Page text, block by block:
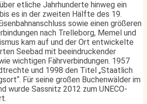
etliche Jahrhunderte hinweg ein
es in der zweiten Hälfte des 19.
sowie einen größeren
nach Trelleborg, Memel und
kam auf und der Ort entwickelte
Seebad mit beeindruckender
wichtigen Fährverbindungen. 1957
und 1998 den Titel „Staatlich
Für seine großen Buchenwälder im
wurde Sassnitz 2012 zum UNECO-